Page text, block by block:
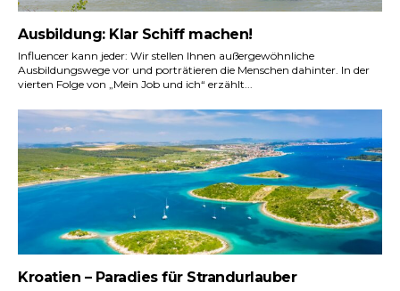
Ausbildung: Klar Schiff machen!
Influencer kann jeder: Wir stellen Ihnen außergewöhnliche
Ausbildungswege vor und porträtieren die Menschen dahinter. In der
vierten Folge von „Mein Job und ich“ erzählt...
Kroatien – Paradies für Strandurlauber